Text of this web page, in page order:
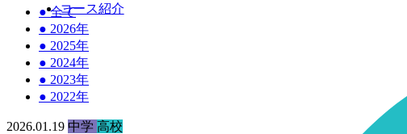
コース紹介
●全て
● 2026年
● 2025年
● 2024年
● 2023年
● 2022年
2026.01.19 中学 高校